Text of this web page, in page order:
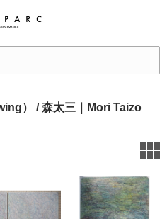
） / 森太三｜Mori Taizo